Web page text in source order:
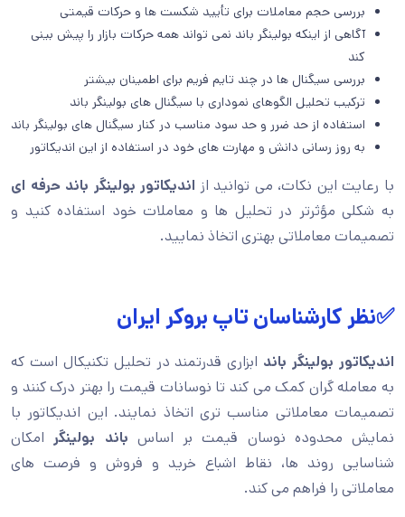
بررسی حجم معاملات برای تأیید شکست ها و حرکات قیمتی
آگاهی از اینکه بولینگر باند نمی تواند همه حرکات بازار را پیش بینی
کند
بررسی سیگنال ها در چند تایم فریم برای اطمینان بیشتر
ترکیب تحلیل الگوهای نموداری با سیگنال های بولینگر باند
استفاده از حد ضرر و حد سود مناسب در کنار سیگنال های بولینگر باند
به روز رسانی دانش و مهارت های خود در استفاده از این اندیکاتور
با رعایت این نکات، می توانید از اندیکاتور بولینگر باند حرفه ای
به شکلی مؤثرتر در تحلیل ها و معاملات خود استفاده کنید و
تصمیمات معاملاتی بهتری اتخاذ نمایید.
✅نظر کارشناسان تاپ بروکر ایران
اندیکاتور بولینگر باند ابزاری قدرتمند در تحلیل تکنیکال است که
به معامله گران کمک می کند تا نوسانات قیمت را بهتر درک کنند و
تصمیمات معاملاتی مناسب تری اتخاذ نمایند. این اندیکاتور با
نمایش محدوده نوسان قیمت بر اساس باند بولینگرامکان
شناسایی روند ها، نقاط اشباع خرید و فروش و فرصت های
معاملاتی را فراهم می کند.